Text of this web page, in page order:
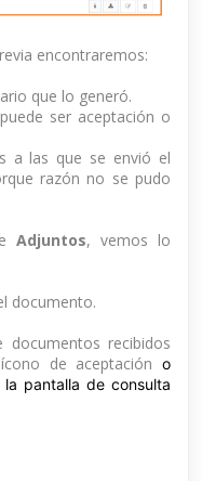
encontraremos:
que lo generó.
ser aceptación o
a las que se envió el
razón no se pudo
Adjuntos, vemos lo
documento.
recibidos
de aceptación o
pantalla de consulta